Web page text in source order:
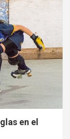
en el